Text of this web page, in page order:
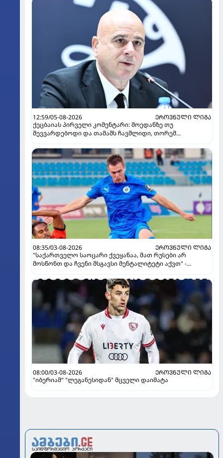
12:59/05-08-2026
ᲔᲠᲝᲕᲜᲣᲚᲘ ᲚᲘᲒᲐ
ქეცბაიას პირველი კომენტარი: მოედანზე თუ
შევვარდებოდი და თამაშს ჩავშლიდი, თორემ...
08:35/03-08-2026
ᲔᲠᲝᲕᲜᲣᲚᲘ ᲚᲘᲒᲐ
"საქართველო საოცარი ქვეყანაა, მათ რუსები არ
მოსწონთ და ჩვენი მსგავსი მენტალიტეტი აქვთ" -
08:00/03-08-2026
ᲔᲠᲝᲕᲜᲣᲚᲘ ᲚᲘᲒᲐ
"იბერიამ" "ლეგანესიდან" მცველი დაიმატა